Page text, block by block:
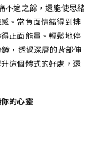
不適之餘，還能使思緒
。當負面情緒得到排
正面能量。輕鬆地停
，透過深層的背部伸
這個體式的好處，還
的心靈